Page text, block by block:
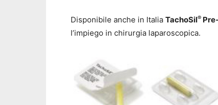
Disponibile anche in Italia TachoSil®
l’impiego in chirurgia laparoscopica.